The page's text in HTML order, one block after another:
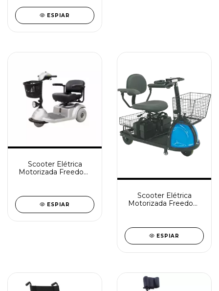
ESPIAR
Scooter Elétrica
Motorizada Freedom
ESPIAR
Scooter Elétrica
Motorizada Freedom
ESPIAR